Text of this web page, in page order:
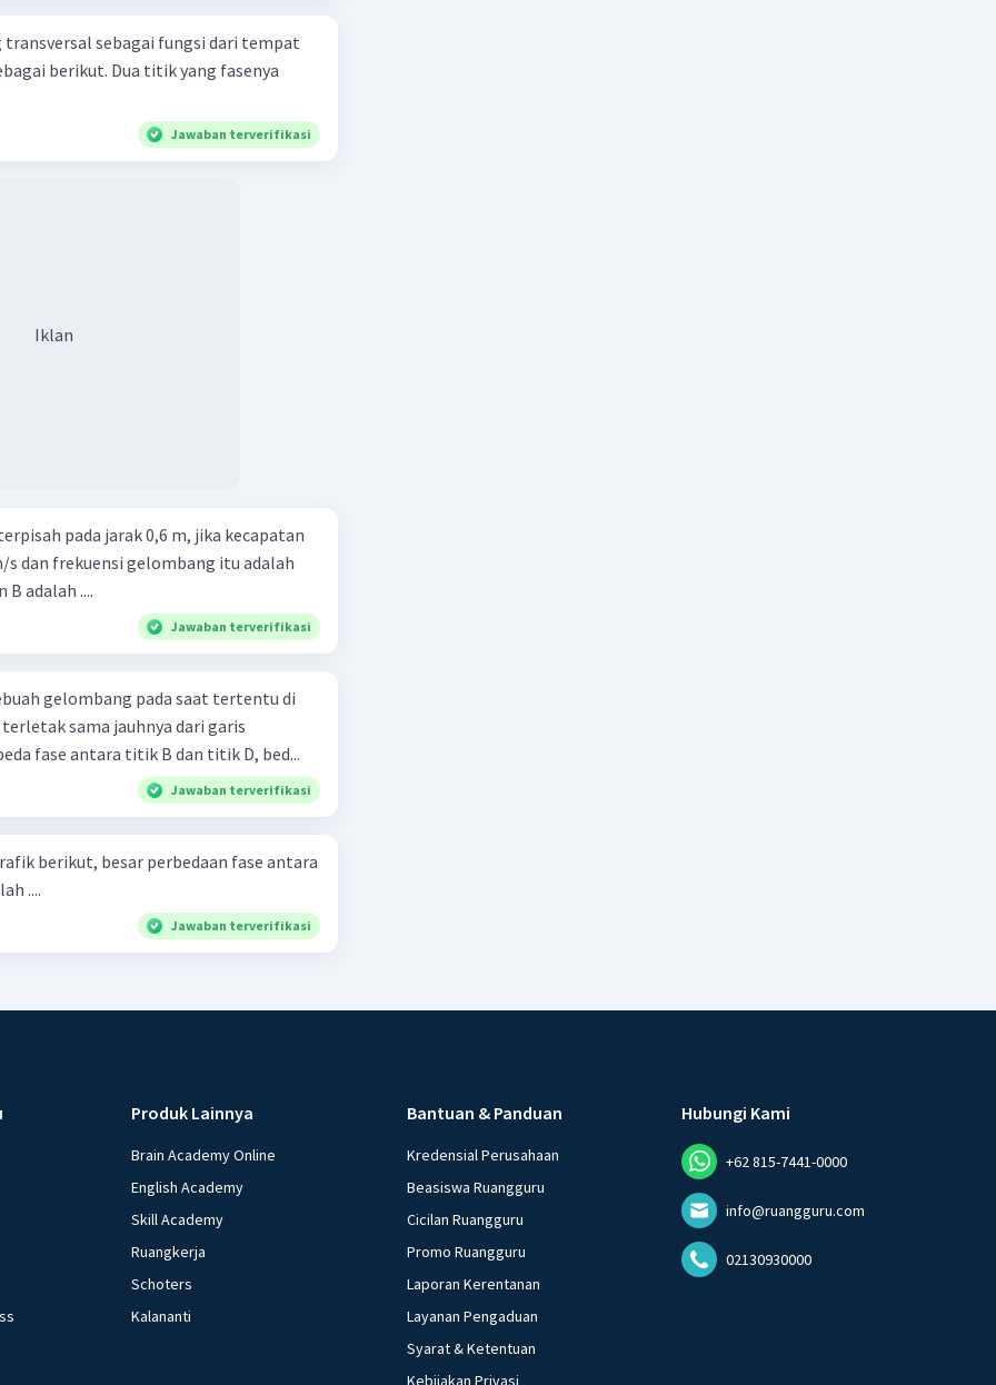
transversal sebagai fungsi dari tempat
titik yang fasenya
Jawaban terverifikasi
Iklan
pada jarak 0,6 m, jika kecapatan
dan frekuensi gelombang itu adalah
B adalah ....
Jawaban terverifikasi
gelombang pada saat tertentu di
fase antara titik B dan titik D, bed...
Jawaban terverifikasi
berikut, besar perbedaan fase antara
....
Jawaban terverifikasi
Produk Lainnya
Brain Academy Online
English Academy
Skill Academy
Ruangkerja
Schoters
Kalananti
Bantuan & Panduan
Kredensial Perusahaan
Beasiswa Ruangguru
Cicilan Ruangguru
Promo Ruangguru
Laporan Kerentanan
Layanan Pengaduan
Syarat & Ketentuan
Kebijakan Privasi
Hubungi Kami
+62 815-7441-0000
info@ruangguru.com
02130930000